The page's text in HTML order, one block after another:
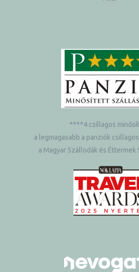
****4 csillagos
a legmagasabb a panziók
a Magyar Szállodák és Éttermek